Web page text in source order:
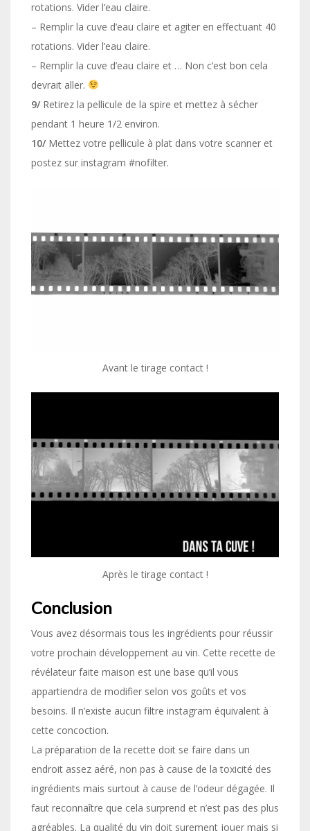
rotations. Vider l’eau claire.
– Remplir la cuve d’eau claire et agiter en effectuant 40
rotations. Vider l’eau claire.
– Remplir la cuve d’eau claire et … Non c’est bon cela
devrait aller.
9/Retirez la pellicule de la spire et mettez à sécher
pendant 1 heure 1/2 environ.
10/Mettez votre pellicule à plat dans votre scanner et
postez sur instagram #nofilter.
Avant le tirage contact !
Après le tirage contact !
Conclusion
Vous avez désormais tous les ingrédients pour réussir
votre prochain développement au vin. Cette recette de
révélateur faite maison est une base qu’il vous
appartiendra de modifier selon vos goûts et vos
besoins. Il n’existe aucun filtre instagram équivalent à
cette concoction.
La préparation de la recette doit se faire dans un
endroit assez aéré, non pas à cause de la toxicité des
ingrédients mais surtout à cause de l’odeur dégagée. Il
faut reconnaître que cela surprend et n’est pas des plus
agréables. La qualité du vin doit surement jouer mais si